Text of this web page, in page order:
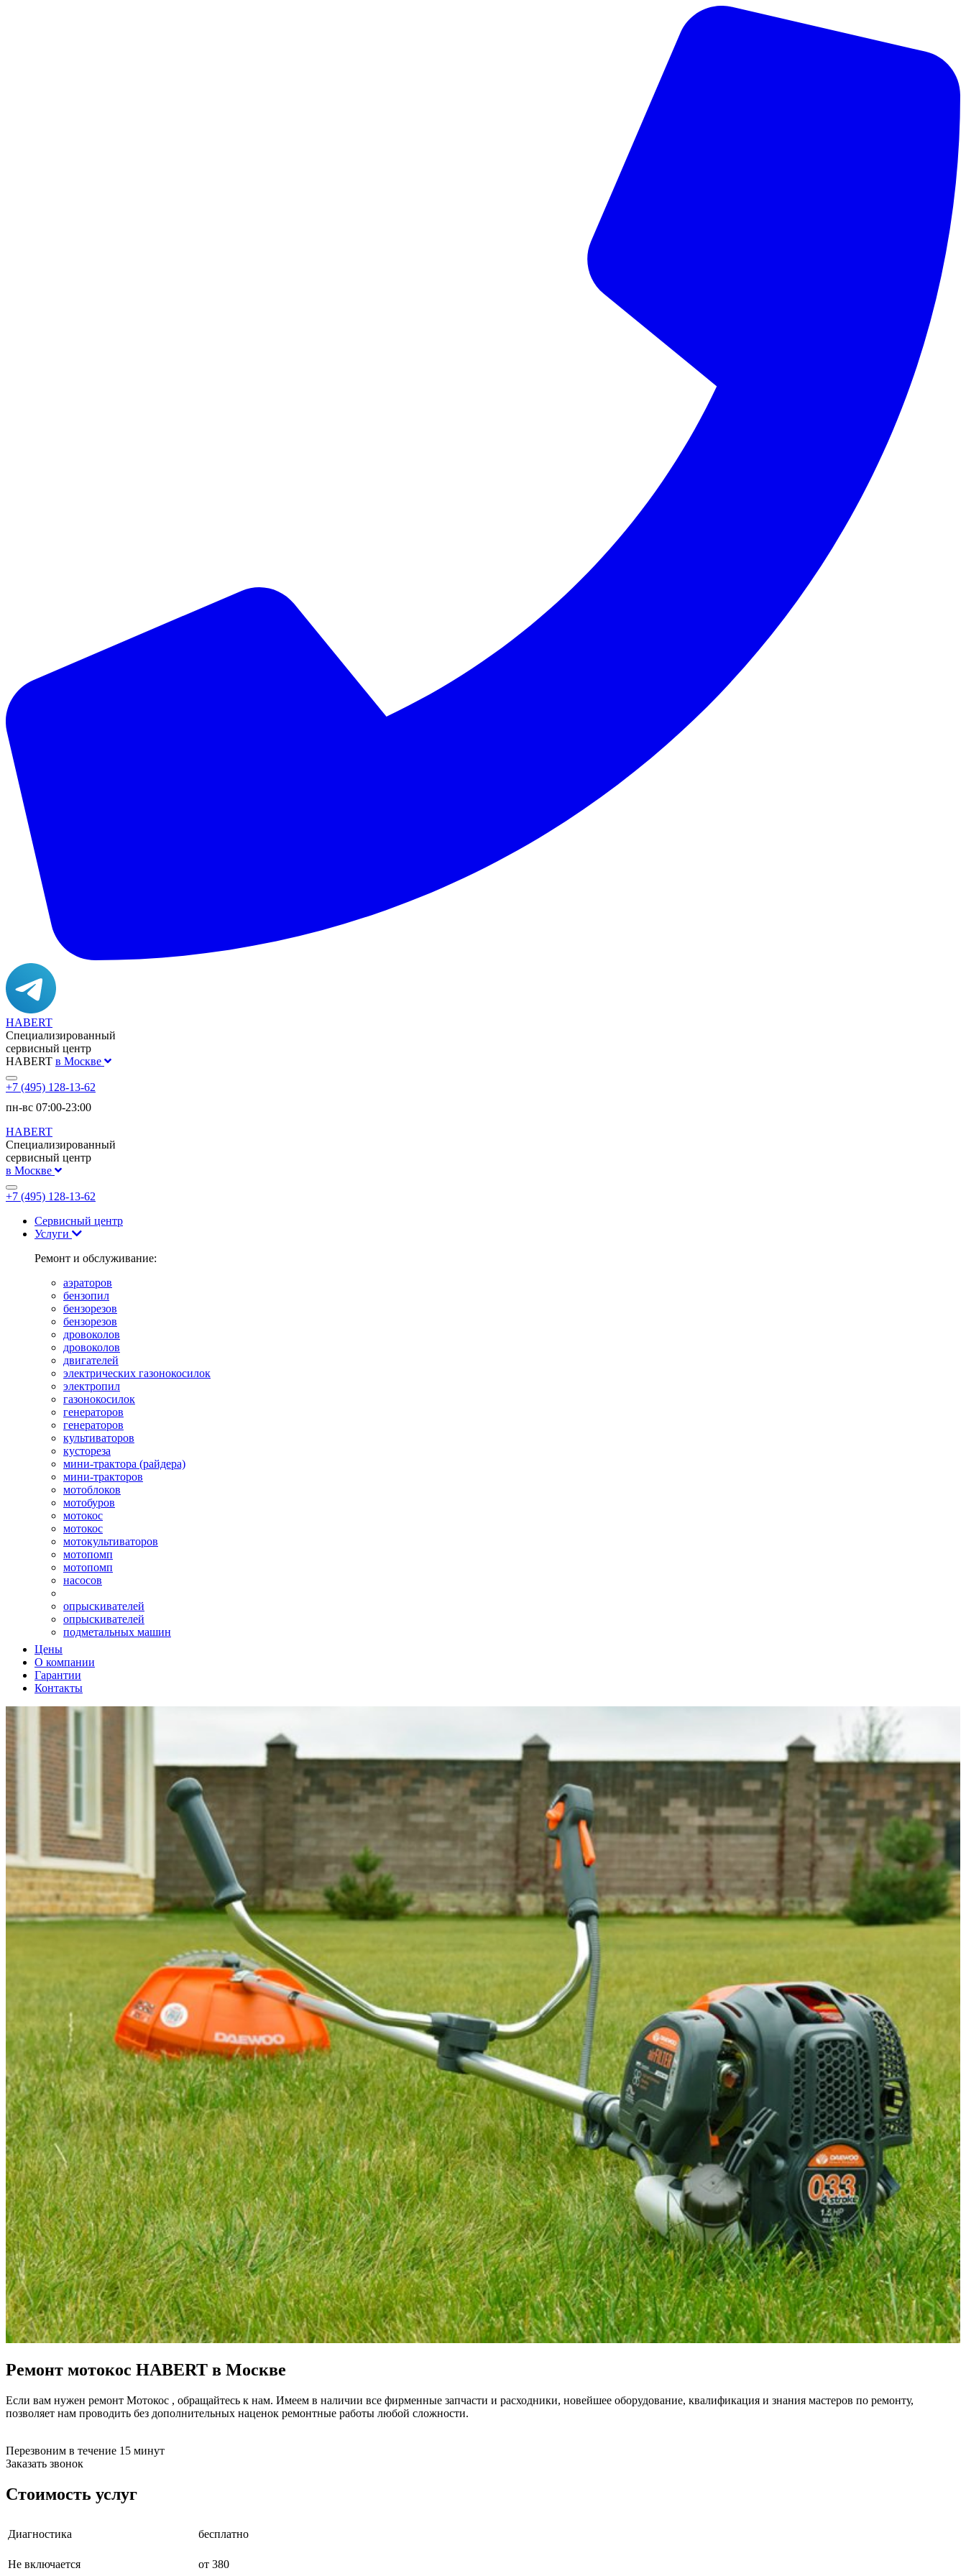
HABERT
Специализированный
сервисный центр
HABERT в Москве
+7 (495) 128-13-62
пн-вс 07:00-23:00
HABERT
Специализированный
сервисный центр
в Москве
+7 (495) 128-13-62
Сервисный центр
Услуги
Ремонт и обслуживание:
аэраторов
бензопил
бензорезов
бензорезов
дровоколов
дровоколов
двигателей
электрических газонокосилок
электропил
газонокосилок
генераторов
генераторов
культиваторов
кустореза
мини-трактора (райдера)
мини-тракторов
мотоблоков
мотобуров
мотокос
мотокос
мотокультиваторов
мотопомп
мотопомп
насосов
опрыскивателей
опрыскивателей
подметальных машин
садовых измельчителей
садовых пылесосв
садовых пылесосов
снегоуборщиков
снегоуборщиков
вертикуттера
вертикуттеров
воздуходувок
Цены
О компании
Гарантии
Контакты
Ремонт мотокос HABERT в Москве
Если вам нужен ремонт Мотокос , обращайтесь к нам. Имеем в наличии все фирменные запчасти и расходники, новейшее оборудование, квалификация и знания мастеров по ремонту,
позволяет нам проводить без дополнительных наценок ремонтные работы любой сложности.
Перезвоним в течение 15 минут
Заказать звонок
Стоимость услуг
Диагностика бесплатно
Не включается от 380